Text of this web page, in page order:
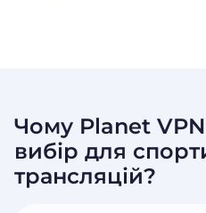
Чому Planet
вибір для
трансляцій?